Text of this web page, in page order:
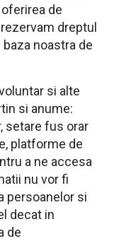
de
dreptul
noastra de
si alte
si anume:
setare fus orar
platforme de
a ne accesa
nu vor fi
persoanelor si
decat in
de